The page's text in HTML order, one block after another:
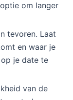
om langer
tevoren. Laat
en waar je
je date te
van de